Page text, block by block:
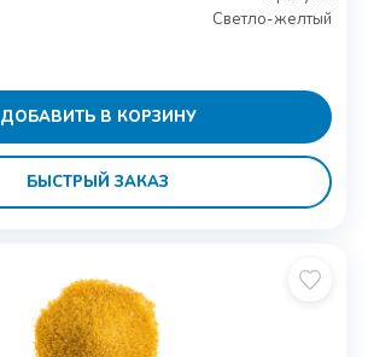
Светло-желтый
ДОБАВИТЬ В КОРЗИНУ
БЫСТРЫЙ ЗАКАЗ